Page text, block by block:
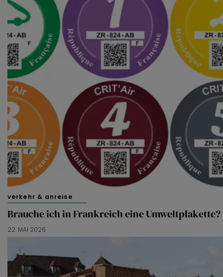
verkehr & anreise
Brauche ich in Frankreich eine Umweltplakette?
22. MAI 2026